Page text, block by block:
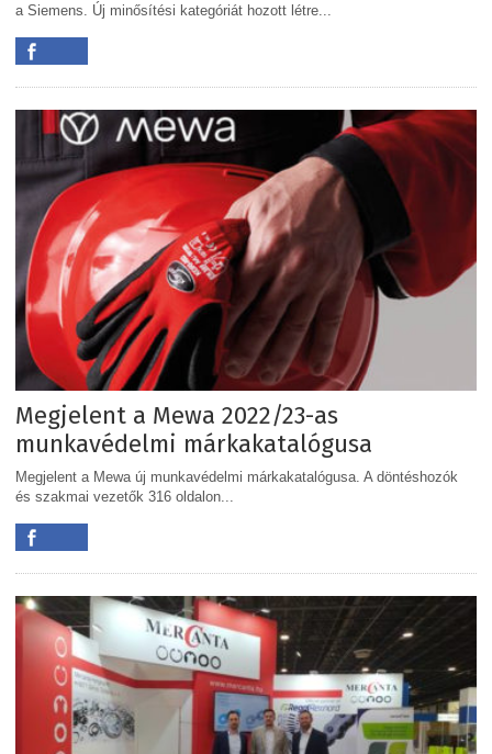
a Siemens. Új minősítési kategóriát hozott létre...
Megjelent a Mewa 2022/23-as
munkavédelmi márkakatalógusa
Megjelent a Mewa új munkavédelmi márkakatalógusa. A döntéshozók
és szakmai vezetők 316 oldalon...